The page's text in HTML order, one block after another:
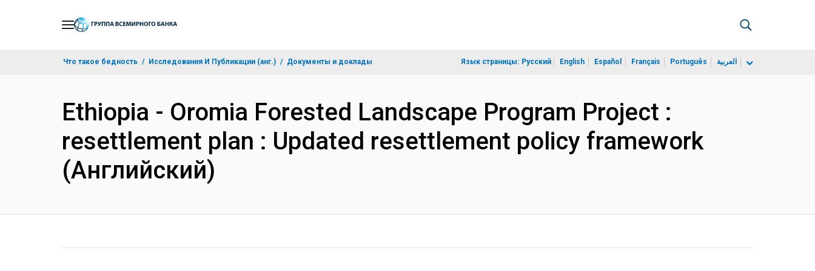
Что такое бедность Исследования И Публикации (анг.) Документы и доклады Язык страницы: Русский English Español Français Português العربية
Ethiopia - Oromia Forested Landscape Program Project :
resettlement plan : Updated resettlement policy framework
(Английский)